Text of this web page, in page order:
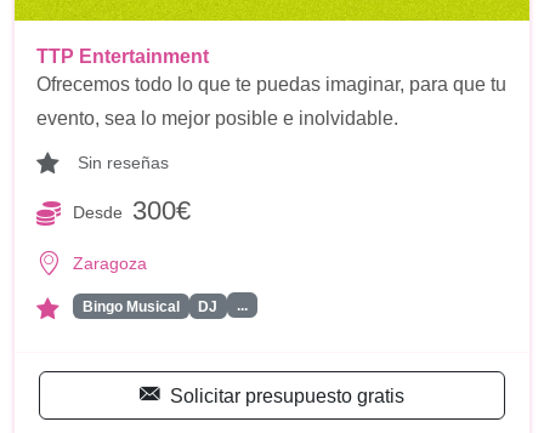
TTP Entertainment
Ofrecemos todo lo que te puedas imaginar, para que tu
evento, sea lo mejor posible e inolvidable.
Sin reseñas
Desde 300€
Zaragoza
Bingo Musical DJ ...
Solicitar presupuesto gratis